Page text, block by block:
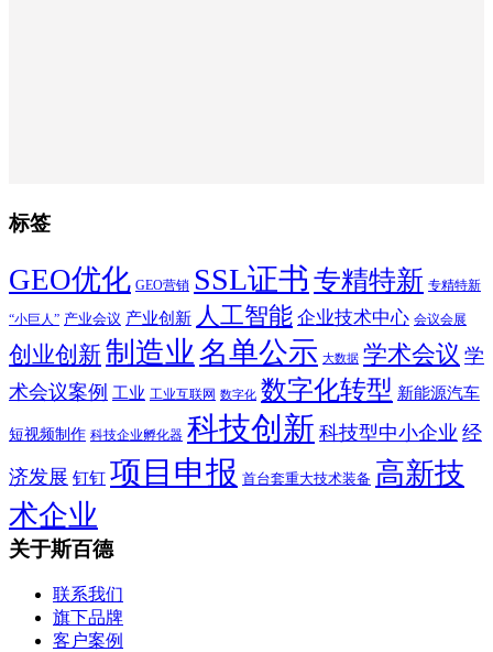
标签
GEO优化 GEO营销 SSL证书 专精特新 专精特新
“小巨人” 产业会议 产业创新 人工智能 企业技术中心 会议会展
创业创新制造业 名单公示 大数据 学术会议 学
术会议案例 工业 工业互联网 数字化 数字化转型 新能源汽车
短视频制作 科技企业孵化器 科技创新 科技型中小企业 经
济发展 钉钉 项目申报 首台套重大技术装备 高新技
术企业
关于斯百德
联系我们
旗下品牌
客户案例